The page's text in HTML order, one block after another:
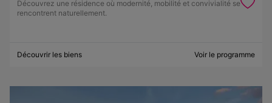
Découvrez une résidence où modernité, mobilité et convivialité se
rencontrent naturellement.
Découvrir les biens Voir le programme